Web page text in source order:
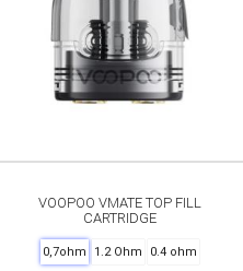
VOOPOO VMATE TOP FILL
CARTRIDGE
0,7ohm 1.2 Ohm 0.4 ohm